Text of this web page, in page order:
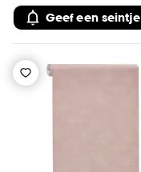
Geef een seintje